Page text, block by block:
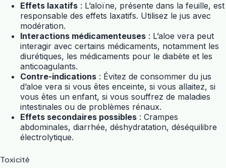
Effets laxatifs : L’aloïne, présente dans la feuille, est
responsable des effets laxatifs. Utilisez le jus avec
modération.
Interactions médicamenteuses : L’aloe vera peut
interagir avec certains médicaments, notamment les
diurétiques, les médicaments pour le diabète et les
anticoagulants.
Contre-indications : Évitez de consommer du jus
d’aloe vera si vous êtes enceinte, si vous allaitez, si
vous êtes un enfant, si vous souffrez de maladies
intestinales ou de problèmes rénaux.
Effets secondaires possibles : Crampes
abdominales, diarrhée, déshydratation, déséquilibre
électrolytique.
Toxicité